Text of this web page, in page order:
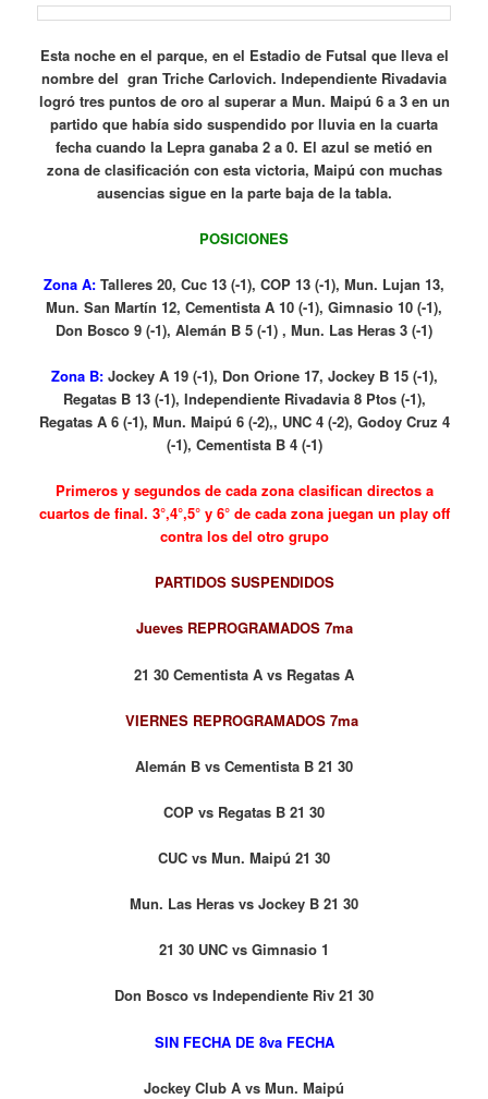
Esta noche en el parque, en el Estadio de Futsal que lleva el
nombre del gran Triche Carlovich. Independiente Rivadavia
logró tres puntos de oro al superar a Mun. Maipú 6 a 3 en un
partido que había sido suspendido por lluvia en la cuarta
fecha cuando la Lepra ganaba 2 a 0. El azul se metió en
zona de clasificación con esta victoria, Maipú con muchas
ausencias sigue en la parte baja de la tabla.
POSICIONES
Zona A: Talleres 20, Cuc 13 (-1), COP 13 (-1), Mun. Lujan 13,
Mun. San Martín 12, Cementista A 10 (-1), Gimnasio 10 (-1),
Don Bosco 9 (-1), Alemán B 5 (-1) , Mun. Las Heras 3 (-1)
Zona B:Jockey A 19 (-1), Don Orione 17, Jockey B 15 (-1),
Regatas B 13 (-1), Independiente Rivadavia 8 Ptos (-1),
Regatas A 6 (-1), Mun. Maipú 6 (-2),, UNC 4 (-2), Godoy Cruz 4
(-1), Cementista B 4 (-1)
Primeros y segundos de cada zona clasifican directos a
cuartos de final. 3°,4°,5° y 6° de cada zona juegan un play off
contra los del otro grupo
PARTIDOS SUSPENDIDOS
Jueves REPROGRAMADOS 7ma
21 30 Cementista A vs Regatas A
VIERNES REPROGRAMADOS 7ma
Alemán B vs Cementista B 21 30
COP vs Regatas B 21 30
CUC vs Mun. Maipú 21 30
Mun. Las Heras vs Jockey B 21 30
21 30 UNC vs Gimnasio 1
Don Bosco vs Independiente Riv 21 30
SIN FECHA DE 8va FECHA
Jockey Club A vs Mun. Maipú